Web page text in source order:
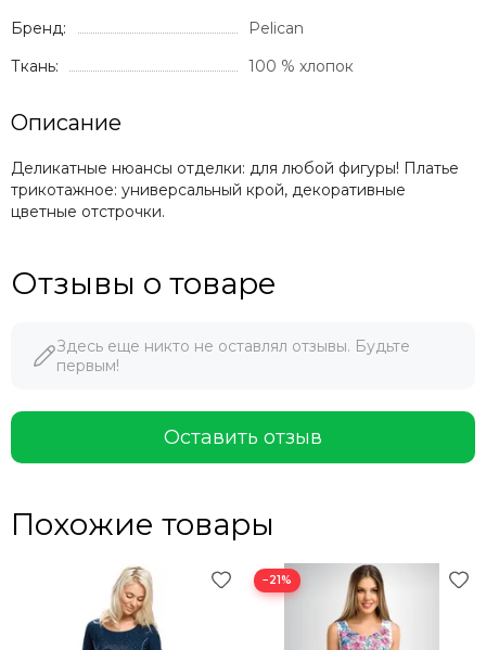
Бренд:
Pelican
Ткань:
100 % хлопок
Описание
Деликатные нюансы отделки: для любой фигуры! Платье
трикотажное: универсальный крой, декоративные
цветные отстрочки.
Отзывы о товаре
Здесь еще никто не оставлял отзывы. Будьте
первым!
Оставить отзыв
Похожие товары
−21%